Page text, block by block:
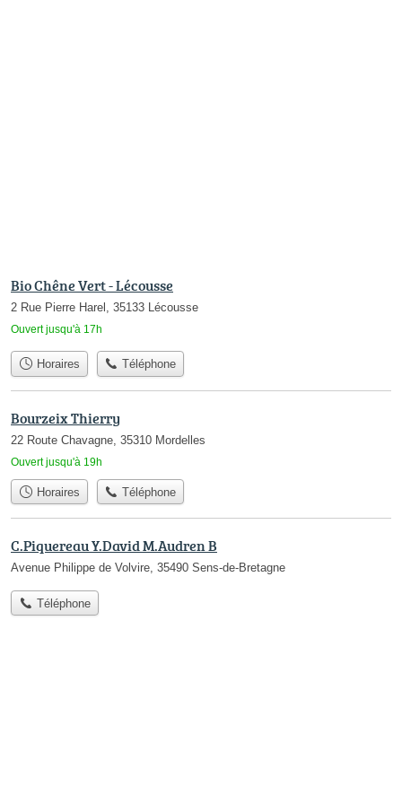
Bio Chêne Vert - Lécousse
2 Rue Pierre Harel, 35133 Lécousse
Ouvert jusqu'à 17h
Horaires Téléphone
Bourzeix Thierry
22 Route Chavagne, 35310 Mordelles
Ouvert jusqu'à 19h
Horaires Téléphone
C.Piquereau Y.David M.Audren B
Avenue Philippe de Volvire, 35490 Sens-de-Bretagne
Téléphone